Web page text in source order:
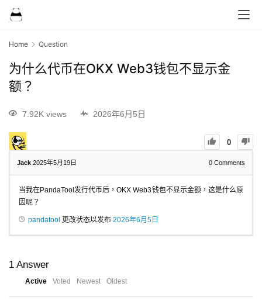
Home Question
为什么代币在OKX Web3钱包不显示金
额？
7.92K views 2026年6月5日
0
Jack 2025年5月19日 0 Comments
当我在PandaTool发行代币后，OKX Web3钱包不显示金额，这是什么原
因呢？
pandatool 更改状态以发布 2026年6月5日
1 Answer
Active Voted Newest Oldest